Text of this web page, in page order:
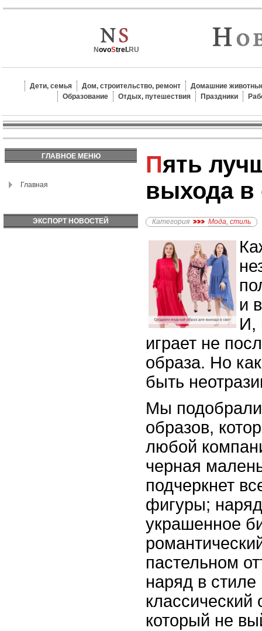
NovoStrel.RU
Дети, семья Дом, строительство, ремонт
Домашние
Образование
Отдых, путешествия Праздники
ГЛАВНОЕ МЕНЮ
Главная
ЭКСПОРТ НОВОСТЕЙ
Пять лучших образов для
выхода в
Категория Мода, стиль
и
И,
играет не
образа. Но
быть
Мы
образов,
любой
черная
подчеркнет
фигуры;
украшенное
пастельном
наряд в
классический
который не